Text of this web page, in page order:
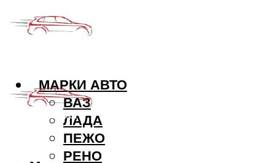
МАРКИ АВТО
ВАЗ
ЛАДА
ПЕЖО
РЕНО